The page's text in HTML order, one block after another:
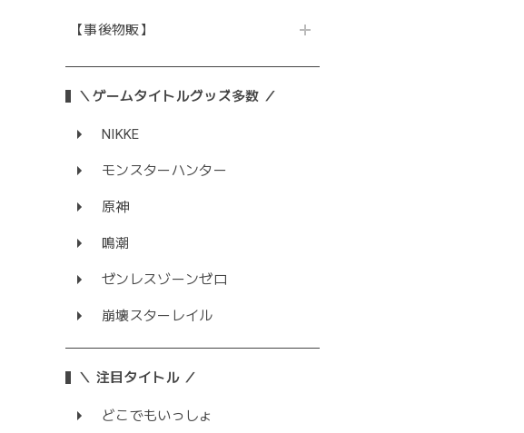
【事後物販】
＼ゲームタイトルグッズ多数 ／
NIKKE
モンスターハンター
原神
鳴潮
ゼンレスゾーンゼロ
崩壊スターレイル
＼ 注目タイトル ／
どこでもいっしょ